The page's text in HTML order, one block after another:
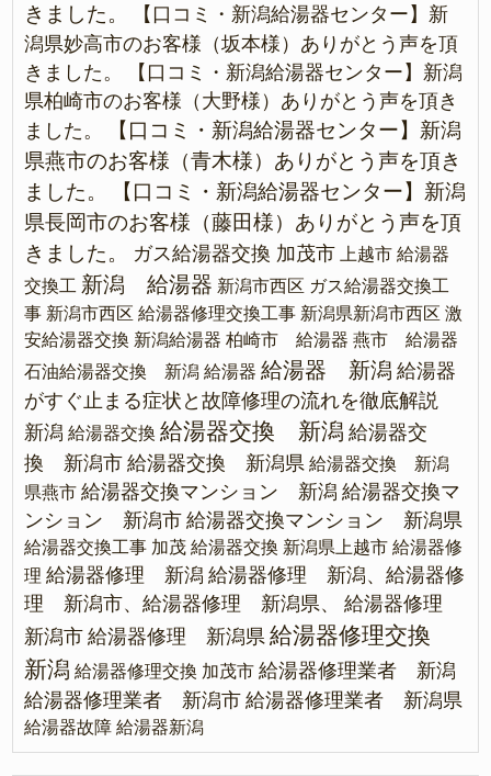
きました。
【口コミ・新潟給湯器センター】新
潟県妙高市のお客様（坂本様）ありがとう声を頂
きました。
【口コミ・新潟給湯器センター】新潟
県柏崎市のお客様（大野様）ありがとう声を頂き
ました。
【口コミ・新潟給湯器センター】新潟
県燕市のお客様（青木様）ありがとう声を頂き
ました。
【口コミ・新潟給湯器センター】新潟
県長岡市のお客様（藤田様）ありがとう声を頂
きました。
ガス給湯器交換 加茂市
上越市 給湯器
交換工 新潟 給湯器 新潟市西区 ガス給湯器交換工
事 新潟市西区 給湯器修理交換工事 新潟県新潟市西区 激
安給湯器交換 新潟給湯器 柏崎市 給湯器 燕市 給湯器
石油給湯器交換 新潟 給湯器 給湯器 新潟 給湯器
がすぐ止まる症状と故障修理の流れを徹底解説
新潟 給湯器交換 給湯器交換 新潟 給湯器交
換 新潟市 給湯器交換 新潟県 給湯器交換 新潟
県燕市 給湯器交換マンション 新潟 給湯器交換マ
ンション 新潟市 給湯器交換マンション 新潟県
給湯器交換工事 加茂 給湯器交換 新潟県上越市 給湯器修
理 給湯器修理 新潟 給湯器修理 新潟、給湯器修
理 新潟市、給湯器修理 新潟県、
給湯器修理
新潟市 給湯器修理 新潟県 給湯器修理交換
新潟 給湯器修理交換 加茂市 給湯器修理業者 新潟
給湯器修理業者 新潟市 給湯器修理業者 新潟県
給湯器故障 給湯器新潟